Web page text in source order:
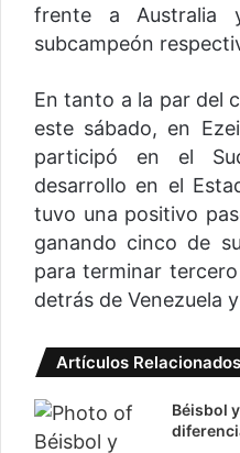
frente a Australia
subcampeón
En tanto a la par del
este sábado, en
participó en el
desarrollo en el
tuvo una positivo
ganando cinco de
para terminar
detrás de Venezuela
Artículos Relacionados
Béisbol